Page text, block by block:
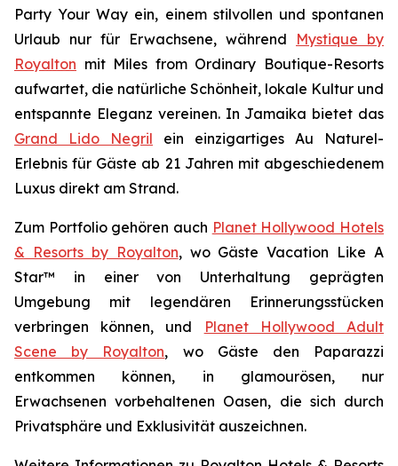
Party Your Way ein, einem stilvollen und spontanen
Urlaub nur für Erwachsene, während Mystique by
Royalton mit Miles from Ordinary Boutique-Resorts
aufwartet, die natürliche Schönheit, lokale Kultur und
entspannte Eleganz vereinen. In Jamaika bietet das
Grand Lido Negril ein einzigartiges Au Naturel-
Erlebnis für Gäste ab 21 Jahren mit abgeschiedenem
Luxus direkt am Strand.
Zum Portfolio gehören auch Planet Hollywood Hotels
& Resorts by Royalton, wo GästeVacation Like A
Star™ in einer von Unterhaltung geprägten
Umgebung mit legendären Erinnerungsstücken
verbringen können, und
Planet Hollywood Adult
Scene by Royalton, wo Gäste den Paparazzi
entkommen können, in glamourösen, nur
Erwachsenen vorbehaltenen Oasen, die sich durch
Privatsphäre und Exklusivität auszeichnen.